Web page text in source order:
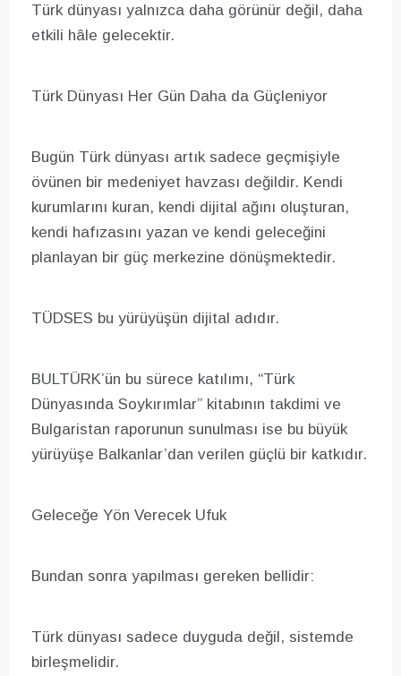
Türk dünyası yalnızca daha görünür değil, daha
etkili hâle gelecektir.
Türk Dünyası Her Gün Daha da Güçleniyor
Bugün Türk dünyası artık sadece geçmişiyle
övünen bir medeniyet havzası değildir. Kendi
kurumlarını kuran, kendi dijital ağını oluşturan,
kendi hafızasını yazan ve kendi geleceğini
planlayan bir güç merkezine dönüşmektedir.
TÜDSES bu yürüyüşün dijital adıdır.
BULTÜRK’ün bu sürece katılımı, “Türk
Dünyasında Soykırımlar” kitabının takdimi ve
Bulgaristan raporunun sunulması ise bu büyük
yürüyüşe Balkanlar’dan verilen güçlü bir katkıdır.
Geleceğe Yön Verecek Ufuk
Bundan sonra yapılması gereken bellidir:
Türk dünyası sadece duyguda değil, sistemde
birleşmelidir.